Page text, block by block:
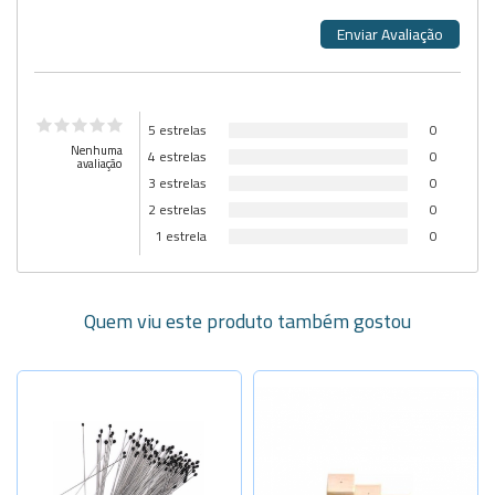
Nenhuma
avaliação
5 estrelas
0
4 estrelas
0
3 estrelas
0
2 estrelas
0
1 estrela
0
Quem viu este produto também gostou
N:000-40x0
-
N:00-40x0, -